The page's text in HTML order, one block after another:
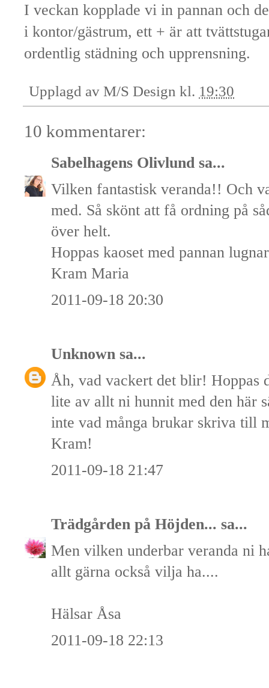
I veckan kopplade vi in pannan och
i kontor/gästrum, ett + är att
ordentlig städning och upprensning.
Upplagd av M/S Design kl. 19:30
10 kommentarer:
Sabelhagens Olivlund sa...
Vilken fantastisk veranda!! Och
med. Så skönt att få ordning på
över helt.
Hoppas kaoset med pannan
Kram Maria
2011-09-18 20:30
Unknown sa...
Åh, vad vackert det blir! Hoppas
lite av allt ni hunnit med den här
inte vad många brukar skriva till
Kram!
2011-09-18 21:47
Trädgården på Höjden... sa...
Men vilken underbar veranda ni
allt gärna också vilja ha....
Hälsar Åsa
2011-09-18 22:13